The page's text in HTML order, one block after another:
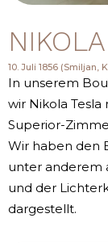
10. Juli 1856 (Smiljan,
In unserem
wir Nikola
Superior-
Wir haben den
unter anderem
und der
dargestellt.